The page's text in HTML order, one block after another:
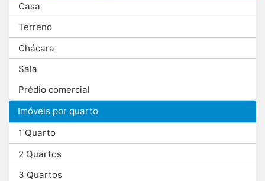
Casa
Terreno
Chácara
Sala
Prédio comercial
Imóveis por quarto
1 Quarto
2 Quartos
3 Quartos